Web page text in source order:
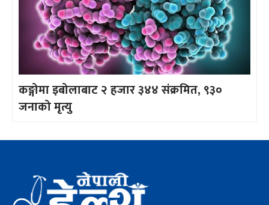
कङ्गोमा इबोलाबाट २ हजार ३४४ संक्रमित, ९३०
जनाको मृत्यु